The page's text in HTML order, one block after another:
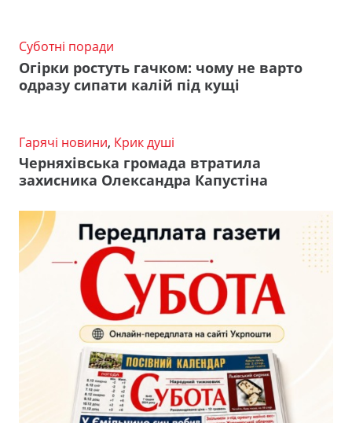
Суботні поради
Огірки ростуть гачком: чому не варто
одразу сипати калій під кущі
Гарячі новини, Крик душі
Черняхівська громада втратила
захисника Олександра Капустіна